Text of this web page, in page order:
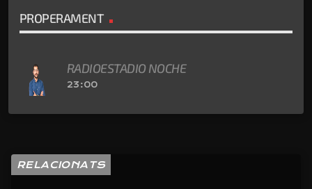
PROPERAMENT
RADIOESTADIO NOCHE
23:00
RELACIONATS